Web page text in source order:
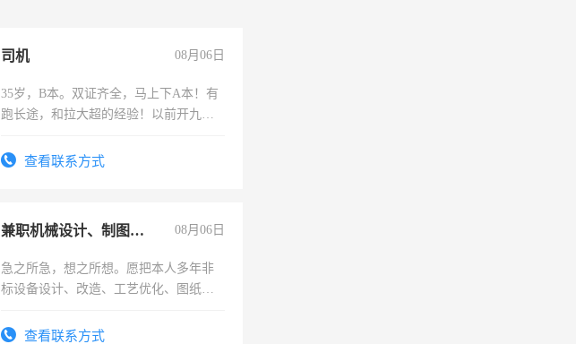
司机 08月06日
35岁，B本。双证齐全，马上下A本！有
跑长途，和拉大超的经验！以前开九米
查看联系方式
兼职机械设计、制图、设备改造 08月06日
急之所急，想之所想。愿把本人多年非
标设备设计、改造、工艺优化、图纸制
结识有识之士，共享未来。
查看联系方式